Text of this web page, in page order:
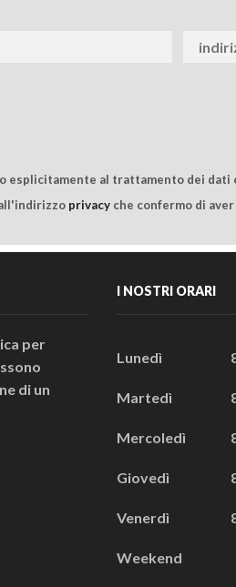
esplicitamente al trattamento dei
privacy che confermo di
per
di un
I NOSTRI ORARI
Lunedì
Martedì
Mercoledì
Giovedì
Venerdì
Weekend